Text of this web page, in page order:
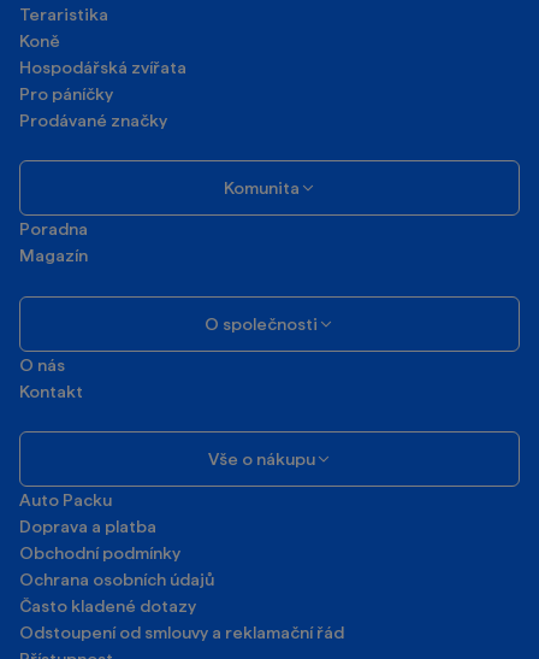
Teraristika
Koně
Hospodářská zvířata
Pro páníčky
Prodávané značky
Komunita
Poradna
Magazín
O společnosti
O nás
Kontakt
Vše o nákupu
Auto Packu
Doprava a platba
Obchodní podmínky
Ochrana osobních údajů
Často kladené dotazy
Odstoupení od smlouvy a reklamační řád